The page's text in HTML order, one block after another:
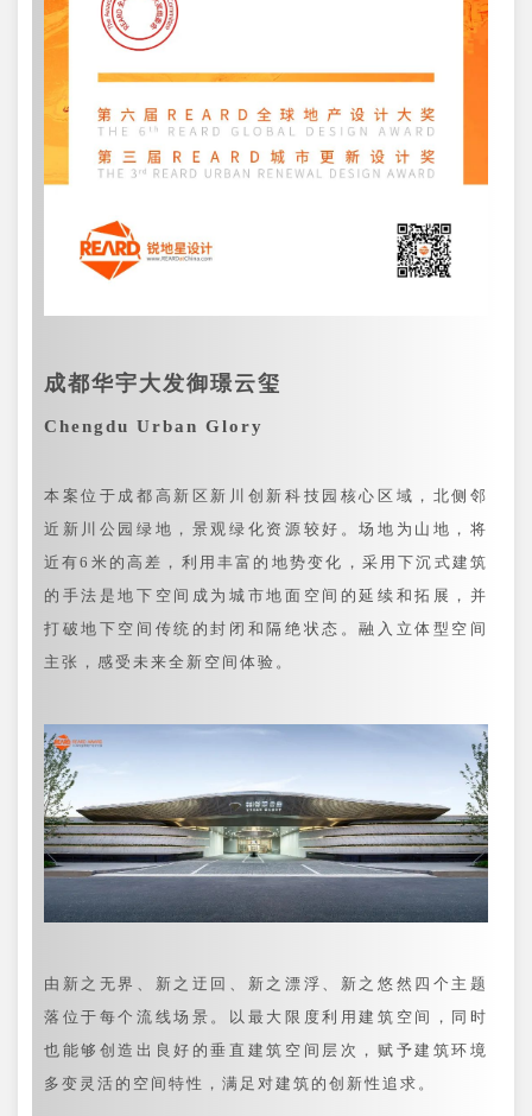
成都华宇大发御璟云玺
Chengdu Urban Glory
本案位于成都高新区新川创新科技园核心区域，北侧邻
近新川公园绿地，景观绿化资源较好。场地为山地，将
近有6米的高差，利用丰富的地势变化，采用下沉式建筑
的手法是地下空间成为城市地面空间的延续和拓展，并
打破地下空间传统的封闭和隔绝状态。融入立体型空间
主张，感受未来全新空间体验。
由新之无界、新之迂回、新之漂浮、新之悠然四个主题
落位于每个流线场景。以最大限度利用建筑空间，同时
也能够创造出良好的垂直建筑空间层次，赋予建筑环境
多变灵活的空间特性，满足对建筑的创新性追求。